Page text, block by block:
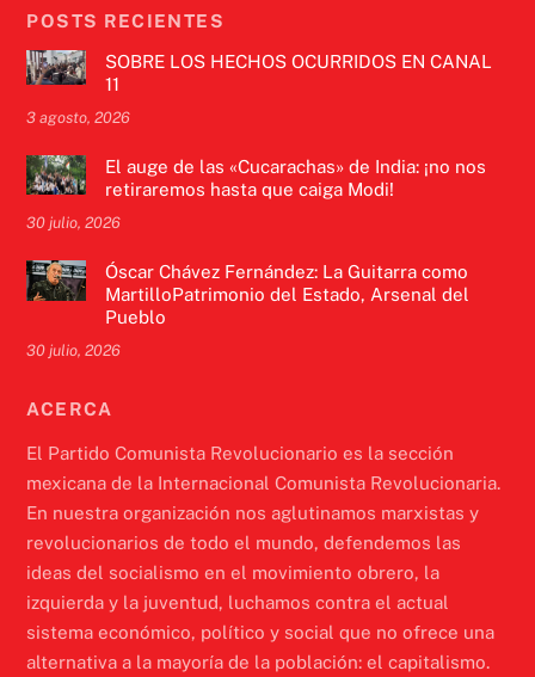
POSTS RECIENTES
SOBRE LOS HECHOS OCURRIDOS EN CANAL
11
3 agosto, 2026
El auge de las «Cucarachas» de India: ¡no nos
retiraremos hasta que caiga Modi!
30 julio, 2026
Óscar Chávez Fernández: La Guitarra como
MartilloPatrimonio del Estado, Arsenal del
Pueblo
30 julio, 2026
ACERCA
El Partido Comunista Revolucionario es la sección
mexicana de la Internacional Comunista Revolucionaria.
En nuestra organización nos aglutinamos marxistas y
revolucionarios de todo el mundo, defendemos las
ideas del socialismo en el movimiento obrero, la
izquierda y la juventud, luchamos contra el actual
sistema económico, político y social que no ofrece una
alternativa a la mayoría de la población: el capitalismo.